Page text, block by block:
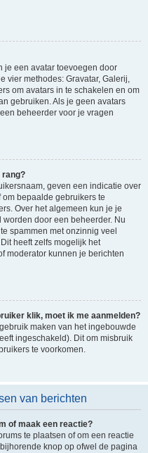
je een avatar toevoegen door
vier methodes: Gravatar, Galerij,
om avatars in te schakelen en om
gebruiken. Als je geen avatars
beheerder voor je vragen
rang?
geven een indicatie over
om bepaalde gebruikers te
Over het algemeen kun je je
door een beheerder. Nu
spammen met onzinnig veel
heeft zelfs mogelijk het
moderator kunnen je berichten
klik, moet ik me aanmelden?
maken van het ingebouwde
ingeschakeld). Dit om misbruik
te voorkomen.
van berichten
of maak een reactie?
te plaatsen of om een reactie
knop op ofwel de pagina